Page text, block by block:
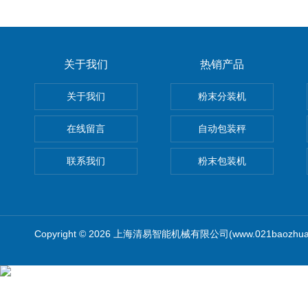
关于我们
关于我们
在线留言
联系我们
热销产品
粉末分装机
自动包装秤
粉末包装机
Copyright © 2026 上海清易智能机械有限公司